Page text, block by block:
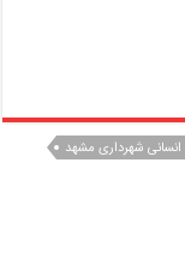
انسانی شهرداری مشهد